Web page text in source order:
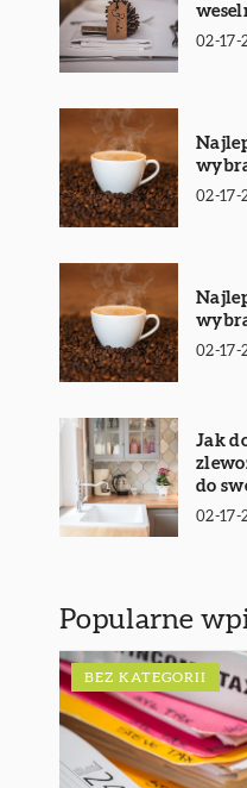
02-17-
02-17-
02-17-
Jak
do
02-17-
Popularne
BEZ KATEGORII